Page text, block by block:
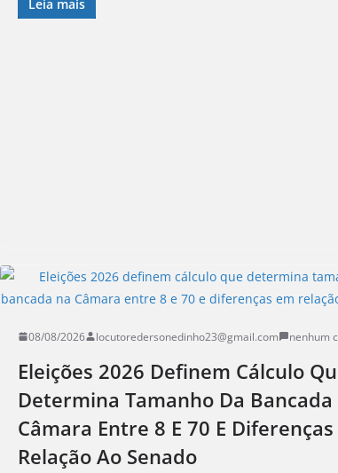
Leia mais
08/08/2026 locutoredersonedinho23@gmail.com nenhum
Eleições 2026 Definem Cálculo
Determina Tamanho Da Bancada
Câmara Entre 8 E 70 E Diferenças
Relação Ao Senado